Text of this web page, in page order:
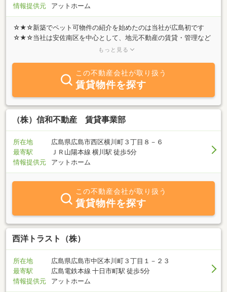
情報提供元
アットホーム
☆★☆新築でペット可物件の紹介を始めたのは当社が広島初です
☆★☆当社は安佐南区を中心として、地元不動産の賃貸・管理など
のご紹介を主な業務内容とする会社です。不動産に関する質問は何
せたスピーディーな対応を心掛けております。是非当社へご相談下
もっと見る
この不動産会社が取り扱う
賃貸物件を探す
（株）信和不動産 賃貸事業部
所在地
広島県広島市西区横川町３丁目８－６
最寄駅
ＪＲ山陽本線 横川駅 徒歩5分
情報提供元
アットホーム
この不動産会社が取り扱う
賃貸物件を探す
西洋トラスト（株）
所在地
広島県広島市中区本川町３丁目１－２３
最寄駅
広島電鉄本線 十日市町駅 徒歩5分
情報提供元
アットホーム